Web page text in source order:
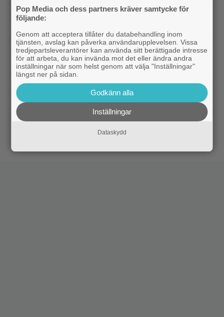
Netflix|Netflix har lagt ned David Finchers
Kommande filmer|När kommer ”Michael 2”?
Lionsgate-chefen har ett svar
Kommande filmer|Adam Sandler återförenar
gänget i ”Grown Ups 3” – delar en första bild
Kändisar|Minnie Driver skadad i otäck bilolycka:
”Tacksam att jag lever”
Pop Media och dess partners kräver samtycke för
följande:
Genom att acceptera tillåter du databehandling inom
tjänsten, avslag kan påverka användarupplevelsen. Vissa
tredjepartsleverantörer kan använda sitt berättigade intresse
för att arbeta, du kan invända mot det eller ändra andra
inställningar när som helst genom att välja "Inställningar"
längst ner på sidan.
Godkänn alla
Inställningar
Dataskydd